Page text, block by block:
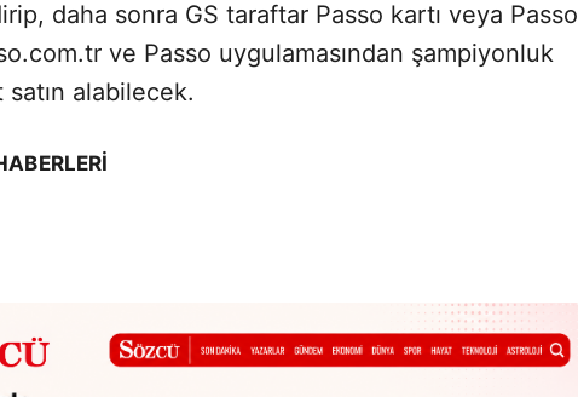
daha sonra GS taraftar Passo kartı veya Passo
ve Passo uygulamasından şampiyonluk
satın alabilecek.